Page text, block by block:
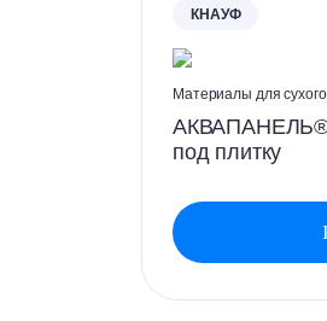
Гаражей,
КНАУФ
помещений:
Холлы и
Здания
Общественные
КНАУФ
Материалы для
АКВАПАНЕЛЬ®
под плитку